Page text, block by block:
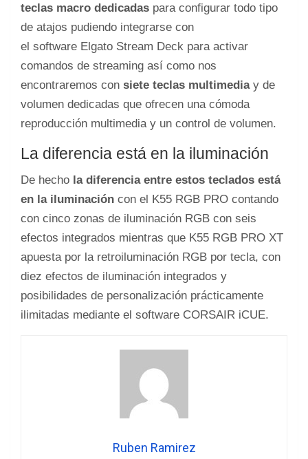
teclas macro dedicadas para configurar todo tipo
de atajos pudiendo integrarse con
el software Elgato Stream Deck para activar
comandos de streaming así como nos
encontraremos con siete teclas multimediay de
volumen dedicadas que ofrecen una cómoda
reproducción multimedia y un control de volumen.
La diferencia está en la iluminación
De hecho la diferencia entre estos teclados está
en la iluminación con el K55 RGB PRO contando
con cinco zonas de iluminación RGB con seis
efectos integrados mientras que K55 RGB PRO XT
apuesta por la retroiluminación RGB por tecla, con
diez efectos de iluminación integrados y
posibilidades de personalización prácticamente
ilimitadas mediante el software CORSAIR iCUE.
Ruben Ramirez